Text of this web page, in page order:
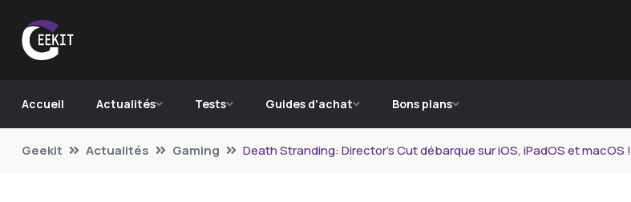
Accueil Actualités Tests Guides d'achat Bons plans
Geekit Actualités Gaming Death Stranding: Director’s Cut débarque sur iOS, iPadOS et macOS !